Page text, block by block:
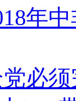
年
必